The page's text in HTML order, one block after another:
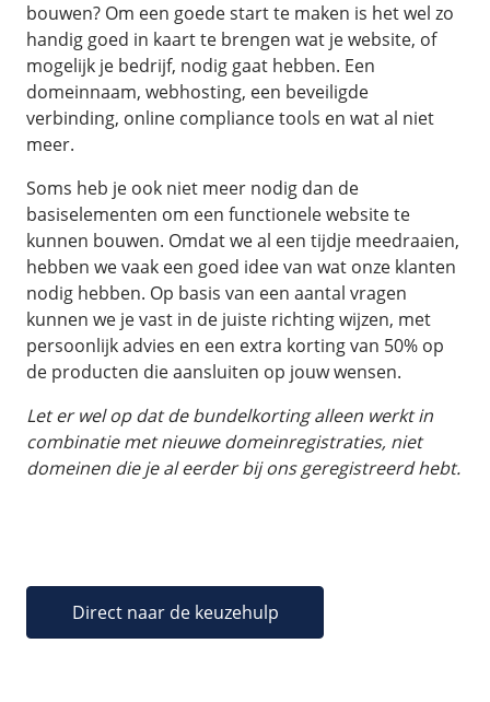
bouwen? Om een goede start te maken is het wel zo
handig goed in kaart te brengen wat je website, of
mogelijk je bedrijf, nodig gaat hebben. Een
domeinnaam, webhosting, een beveiligde
verbinding, online compliance tools en wat al niet
meer.
Soms heb je ook niet meer nodig dan de
basiselementen om een functionele website te
kunnen bouwen. Omdat we al een tijdje meedraaien,
hebben we vaak een goed idee van wat onze klanten
nodig hebben. Op basis van een aantal vragen
kunnen we je vast in de juiste richting wijzen, met
persoonlijk advies en een extra korting van 50% op
de producten die aansluiten op jouw wensen.
Let er wel op dat de bundelkorting alleen werkt in
combinatie met nieuwe domeinregistraties, niet
domeinen die je al eerder bij ons geregistreerd hebt.
Direct naar de keuzehulp